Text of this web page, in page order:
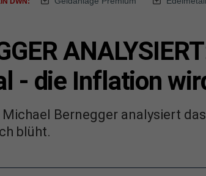
- die Inflation
Michael Bernegger analysiert
blüht.